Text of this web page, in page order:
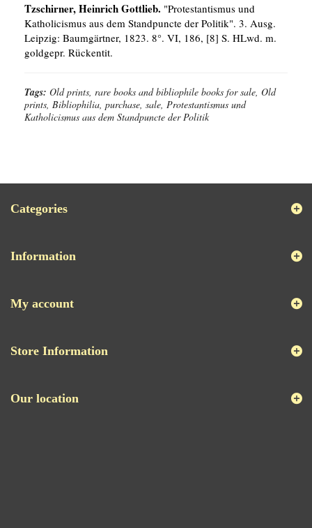
Tzschirner, Heinrich Gottlieb. "Protestantismus und
Katholicismus aus dem Standpuncte der Politik". 3. Ausg.
Leipzig: Baumgärtner, 1823. 8°. VI, 186, [8] S. HLwd. m.
goldgepr. Rückentit.
Tags: Old prints, rare books and bibliophile books for sale, Old
prints, Bibliophilia, purchase, sale, Protestantismus und
Katholicismus aus dem Standpuncte der Politik
Categories
Information
My account
Store Information
Our location